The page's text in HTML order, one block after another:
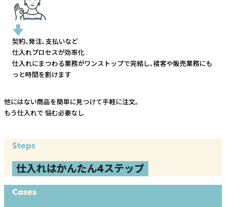
契約、発注、支払いなど
仕入れプロセスが効率化
仕入れにまつわる業務がワンストップで完結し、接客や販売業務にも
っと時間を割けます
他にはない商品を簡単に見つけて手軽に注文。
もう仕入れで 悩む必要なし
Steps
仕入れはかんたん4ステップ
Cases